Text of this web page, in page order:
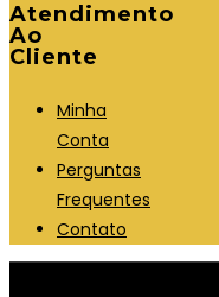
Atendimento
Ao
Cliente
Minha
Conta
Perguntas
Frequentes
Contato